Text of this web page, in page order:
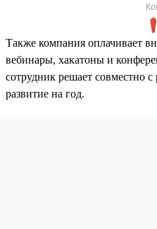
Также компания оплачивает
вебинары, хакатоны и
сотрудник решает совместно
развитие на год.